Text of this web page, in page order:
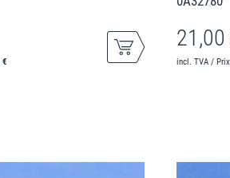
€
21,00
incl. TVA /